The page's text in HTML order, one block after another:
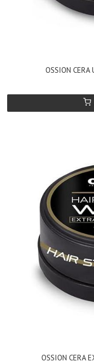
OSSION CERA
OSSION CERA